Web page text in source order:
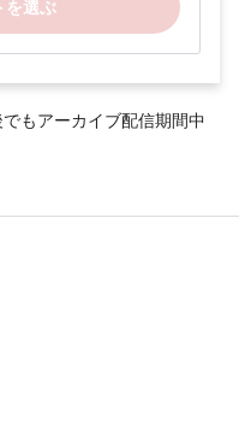
を選ぶ
もアーカイブ配信期間中